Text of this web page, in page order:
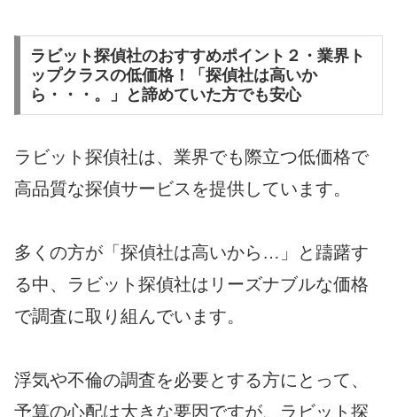
ラビット探偵社のおすすめポイント２・業界ト
ップクラスの低価格！「探偵社は高いか
ら・・・。」と諦めていた方でも安心
ラビット探偵社は、業界でも際立つ低価格で
高品質な探偵サービスを提供しています。
多くの方が「探偵社は高いから…」と躊躇す
る中、ラビット探偵社はリーズナブルな価格
で調査に取り組んでいます。
浮気や不倫の調査を必要とする方にとって、
予算の心配は大きな要因ですが、ラビット探